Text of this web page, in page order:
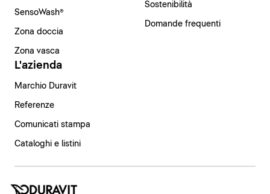
SensoWash®
Zona doccia
Zona vasca
Sostenibilità
Domande frequenti
L'azienda
Marchio Duravit
Referenze
Comunicati stampa
Cataloghi e listini